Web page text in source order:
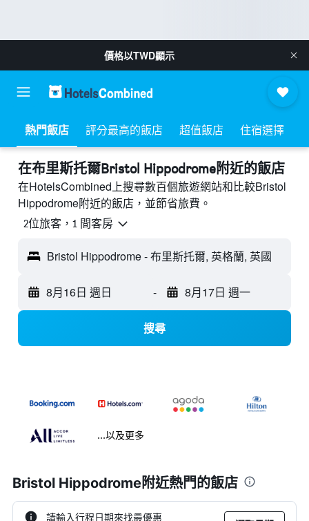
價格以TWD顯示
熱門飯店 評分最高的飯店 超值飯店 住宿選擇
​在布里斯托爾Bristol Hippodrome附近​的飯店
在HotelsCombined上搜尋數百個旅遊網站和比較Bristol
Hippodrome附近的飯店，並節省旅費。
2位旅客，1 間客房
Bristol Hippodrome - 布里斯托爾, 英格蘭, 英國
8月16日 週日 - 8月17日 週一
搜尋
...以及更多
Bristol Hippodrome附近熱門的飯店
請輸入行程日期來找最優惠